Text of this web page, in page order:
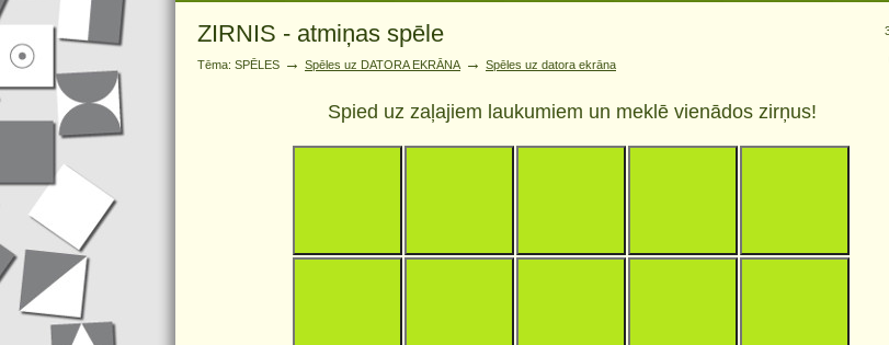
ZIRNIS - atmiņas spēle
Tēma: SPĒLES → Spēles uz DATORA EKRĀNA → Spēles uz datora ekrāna
Spied uz zaļajiem laukumiem un meklē vienādos zirņus!